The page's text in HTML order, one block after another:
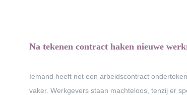
Na tekenen contract haken nieuwe
Iemand heeft net een arbeidscontract
vaker. Werkgevers staan machteloos, tenzij er